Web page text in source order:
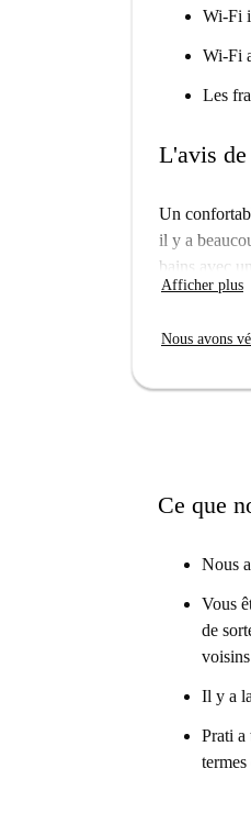
Wi-Fi
Wi-Fi
Les
L'avis de
Un
il y a
bains avec
machine à
Prati est une
quelques
Afficher plus
Nous avons
Ce que
Nous
Vous
de
Il y a
Prati a